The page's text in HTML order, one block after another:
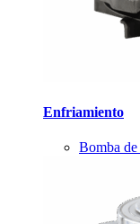
Enfriamiento
Bomba de